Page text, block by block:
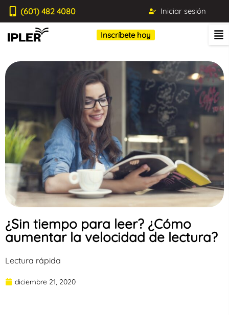
(601) 482 4080 Iniciar sesión
Inscríbete hoy
¿Sin tiempo para leer? ¿Cómo
aumentar la velocidad de lectura?
Lectura rápida
diciembre 21, 2020